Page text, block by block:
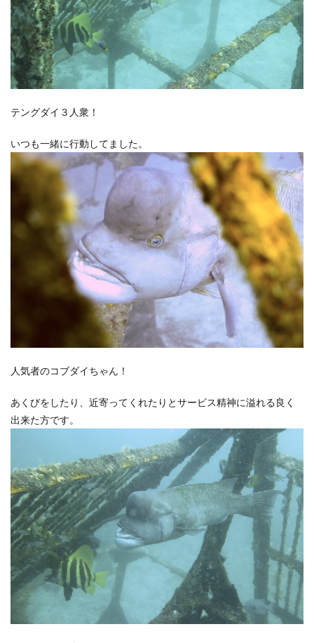
テングダイ３人衆！
いつも一緒に行動してました。
人気者のコブダイちゃん！
あくびをしたり、近寄ってくれたりとサービス精神に溢れる良く
出来た方です。